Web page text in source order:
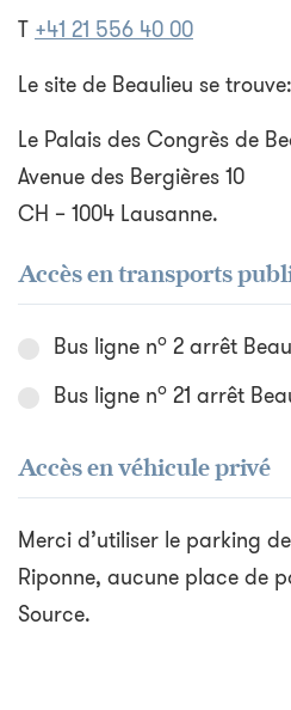
T +41 21 556 40 00
Le site de Beaulieu se trouve:
Le Palais des Congrès de
Avenue des Bergières 10
CH – 1004 Lausanne.
Accès en transports
Bus ligne no 2 arrêt
Bus ligne no 21 arrêt
Accès en véhicule privé
Merci d’utiliser le parking
Riponne, aucune place de
Source.